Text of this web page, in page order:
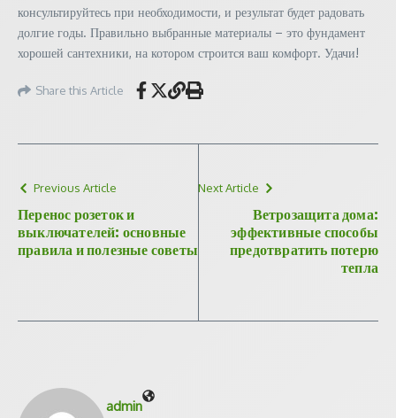
консультируйтесь при необходимости, и результат будет радовать
долгие годы. Правильно выбранные материалы – это фундамент
хорошей сантехники, на котором строится ваш комфорт. Удачи!
Share this Article
Previous Article
Перенос розеток и
выключателей: основные
правила и полезные советы
Next Article
Ветрозащита дома:
эффективные способы
предотвратить потерю
тепла
admin